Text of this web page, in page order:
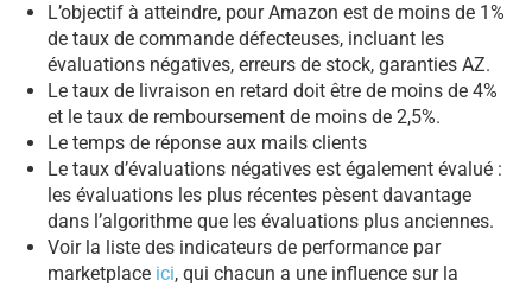
L’objectif à atteindre, pour Amazon est de moins de 1%
de taux de commande défecteuses, incluant les
évaluations négatives, erreurs de stock, garanties AZ.
Le taux de livraison en retard doit être de moins de 4%
et le taux de remboursement de moins de 2,5%.
Le temps de réponse aux mails clients
Le taux d’évaluations négatives est également évalué :
les évaluations les plus récentes pèsent davantage
dans l’algorithme que les évaluations plus anciennes.
Voir la liste des indicateurs de performance par
marketplace ici, qui chacun a une influence sur la